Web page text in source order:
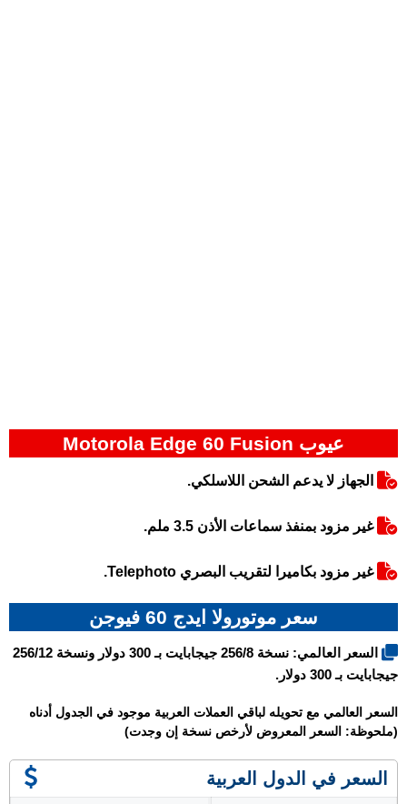
عيوب Motorola Edge 60 Fusion
الجهاز لا يدعم الشحن اللاسلكي.
غير مزود بمنفذ سماعات الأذن 3.5 ملم.
غير مزود بكاميرا لتقريب البصري Telephoto.
سعر موتورولا ايدج 60 فيوجن
السعر العالمي: نسخة 256/8 جيجابايت بـ 300 دولار ونسخة 256/12
جيجابايت بـ 300 دولار.
السعر العالمي مع تحويله لباقي العملات العربية موجود في الجدول أدناه
(ملحوظة: السعر المعروض لأرخص نسخة إن وجدت)
السعر في الدول العربية